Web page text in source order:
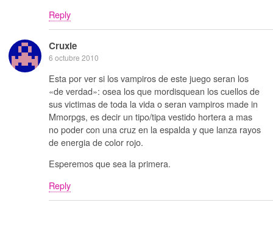
Reply
Cruxie
6 octubre 2010
Esta por ver si los vampiros de este juego seran los
«de verdad»: osea los que mordisquean los cuellos de
sus victimas de toda la vida o seran vampiros made in
Mmorpgs, es decir un tipo/tipa vestido hortera a mas
no poder con una cruz en la espalda y que lanza rayos
de energia de color rojo.
Esperemos que sea la primera.
Reply